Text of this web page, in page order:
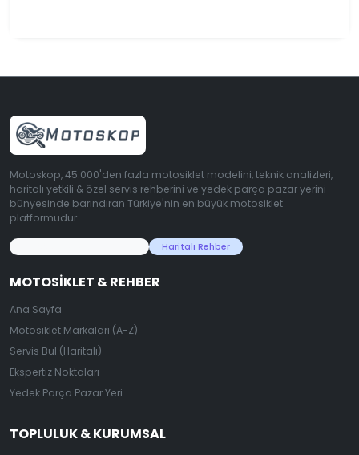
Motoskop, 45.000'den fazla motosiklet modelini, teknik analizleri,
haritalı yetkili & özel servis rehberini ve yedek parça pazar yerini
bünyesinde barındıran Türkiye'nin en büyük motosiklet
platformudur.
Haritalı Rehber
MOTOSIKLET & REHBER
Ana Sayfa
Motosiklet Markaları (A-Z)
Servis Bul (Haritalı)
Ekspertiz Noktaları
Yedek Parça Pazar Yeri
TOPLULUK & KURUMSAL